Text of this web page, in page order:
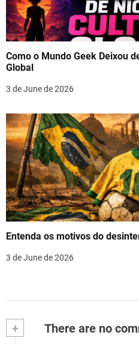
Como o Mundo Geek Deixou
Global
3 de June de 2026
Entenda os motivos do
3 de June de 2026
+ There are no